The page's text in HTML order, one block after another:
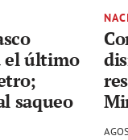
el último
saqueo